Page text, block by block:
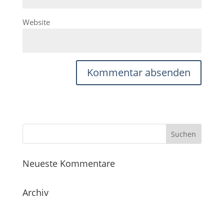
Website
Neueste Kommentare
Archiv